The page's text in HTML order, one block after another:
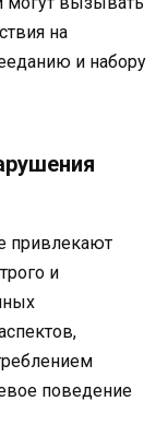
на
и набору
привлекают
и
поведение